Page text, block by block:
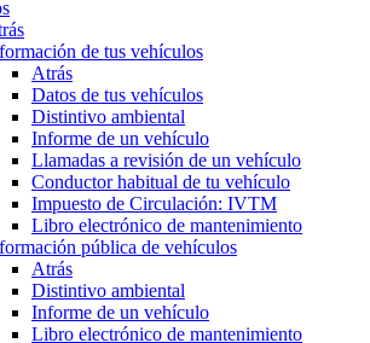
de tus vehículos
Atrás
Datos de tus vehículos
Distintivo ambiental
Informe de un vehículo
Llamadas a revisión de un vehículo
Conductor habitual de tu vehículo
Impuesto de Circulación: IVTM
Libro electrónico de mantenimiento
pública de vehículos
Atrás
Distintivo ambiental
Informe de un vehículo
Libro electrónico de mantenimiento